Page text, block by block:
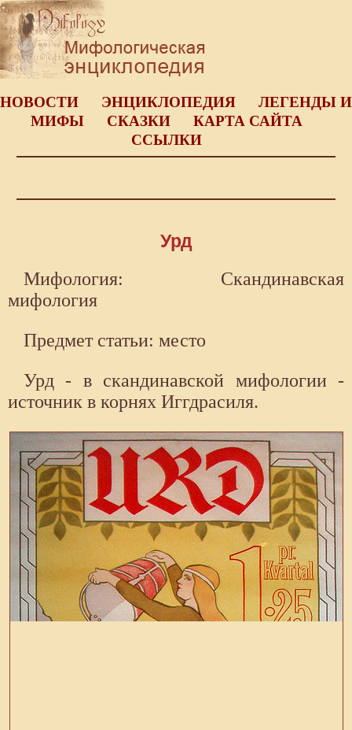
НОВОСТИ ЭНЦИКЛОПЕДИЯ
ЛЕГЕНДЫ И
МИФЫ
СКАЗКИ
КАРТА САЙТА
ССЫЛКИ
Урд
Мифология: Скандинавская
мифология
Предмет статьи: место
Урд - в скандинавской мифологии -
источник в корнях Иггдрасиля.